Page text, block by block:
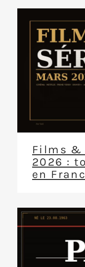
Films &
2026 :
en